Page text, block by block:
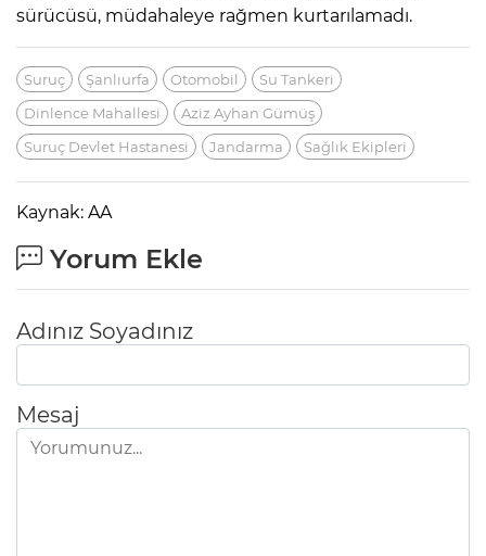
sürücüsü, müdahaleye rağmen kurtarılamadı.
Suruç Şanlıurfa Otomobil
Su Tankeri
Dinlence Mahallesi
Aziz Ayhan Gümüş
Suruç Devlet Hastanesi
Jandarma Sağlık Ekipleri
Kaynak: AA
Yorum Ekle
Adınız Soyadınız
Mesaj